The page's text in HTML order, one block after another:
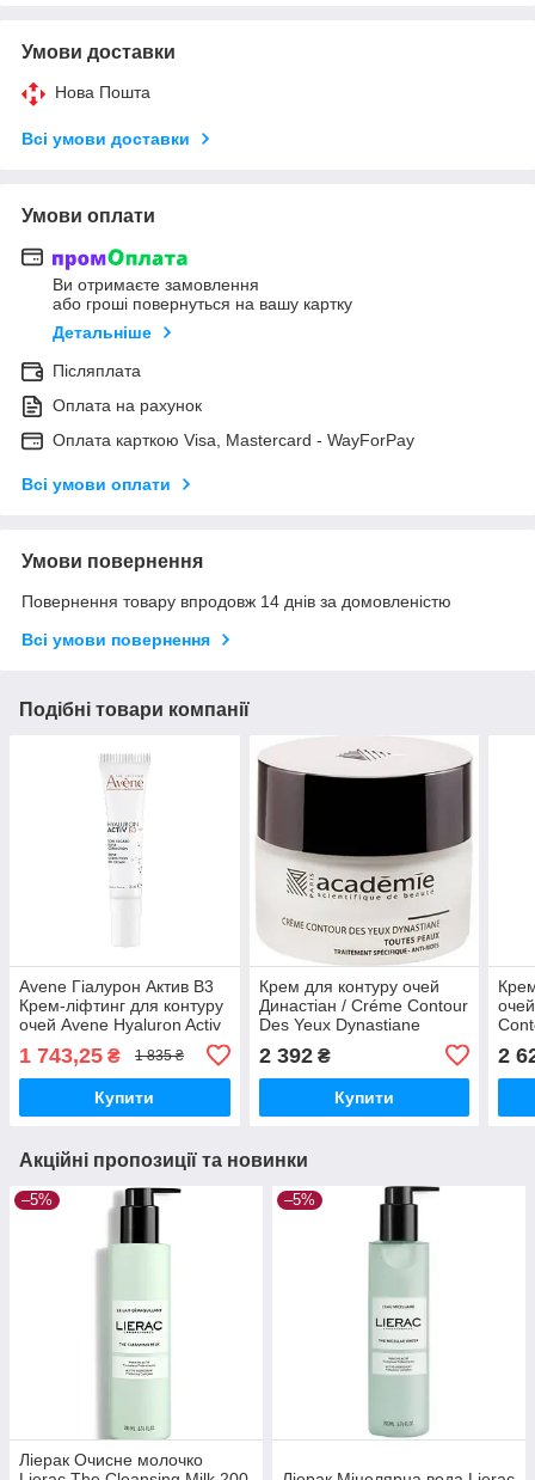
Умови доставки
Нова Пошта
Всі умови доставки
Умови оплати
Ви отримаєте замовлення
або гроші повернуться на вашу картку
Детальніше
Післяплата
Оплата на рахунок
Оплата карткою Visa, Mastercard - WayForPay
Всі умови оплати
Умови повернення
Повернення товару впродовж 14 днів за домовленістю
Всі умови повернення
Подібні товари компанії
Avene Гіалурон Актив B3
Крем-ліфтинг для контуру
очей Avene Hyaluron Activ
correction, 15 мл
1 743,25 ₴ 1 835 ₴
Купити
Крем для контуру очей
Династіан / Créme Contour
Des Yeux Dynastiane
2 392₴
Купити
2
Акційні пропозиції та новинки
–5%
Ліерак Очисне молочко
–5%